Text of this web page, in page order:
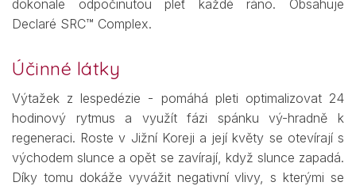
dokonale odpočinutou pleť každé ráno. Obsahuje
Declaré SRC™ Complex.
Účinné látky
Výtažek z lespedézie - pomáhá pleti optimalizovat 24
hodinový rytmus a využít fázi spánku vý-hradně k
regeneraci. Roste v Jižní Koreji a její květy se otevírají s
východem slunce a opět se zavírají, když slunce zapadá.
Díky tomu dokáže vyvážit negativní vlivy, s kterými se